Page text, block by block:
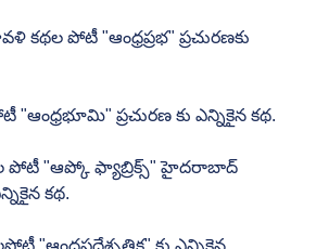
కథల పోటీ "ఆంధ్రప్రభ" ప్రచురణకు
ప్రచురణ కు ఎన్నికైన కథ.
పోటీ "ఆప్కో ఫ్యాబ్రిక్స్" హైదరాబాద్
కథ.